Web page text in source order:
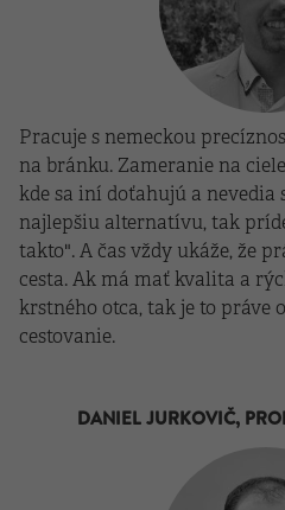
Pracuje s nemeckou
na bránku. Zameranie na
kde sa iní doťahujú a nevedia
najlepšiu alternatívu, tak
takto". A čas vždy ukáže, že
cesta. Ak má mať kvalita a
krstného otca, tak je to práve
cestovanie.
DANIEL JURKOVIČ,